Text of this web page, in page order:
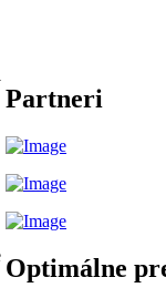
Partneri
Optimálne